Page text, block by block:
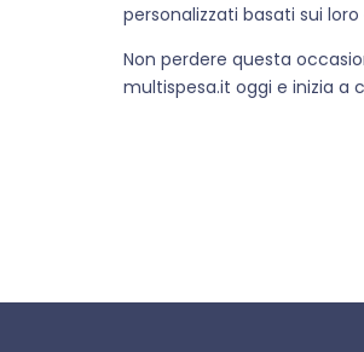
personalizzati basati sui
Non perdere questa
multispesa.it oggi e inizia a